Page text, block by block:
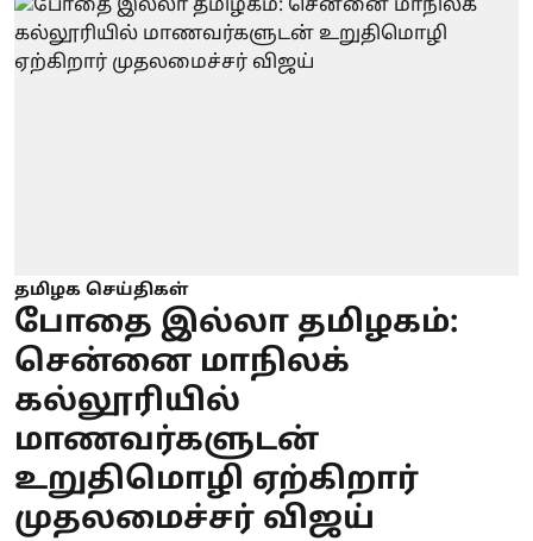
தமிழக செய்திகள்
போதை இல்லா தமிழகம்:
சென்னை மாநிலக்
கல்லூரியில்
மாணவர்களுடன்
உறுதிமொழி ஏற்கிறார்
முதலமைச்சர் விஜய்